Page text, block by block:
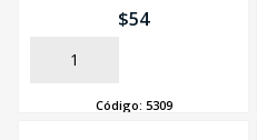
$54
AÑADIR
Código: 5309